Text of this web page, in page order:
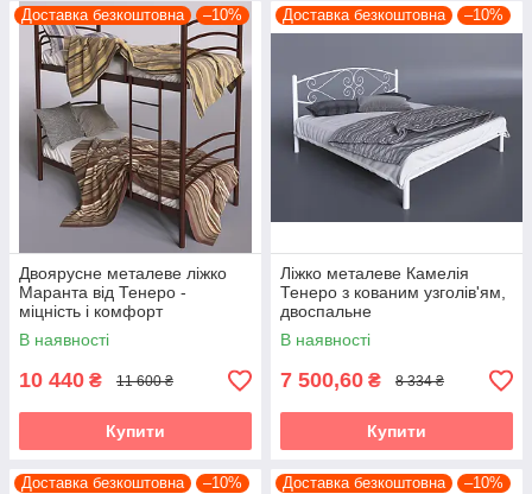
Доставка безкоштовна –10%
Двоярусне металеве ліжко
Маранта від Тенеро -
міцність і комфорт
В наявності
10 440 ₴ 11 600 ₴
Купити
Доставка безкоштовна –10%
Ліжко металеве Камелія
Тенеро з кованим узголів'ям,
двоспальне
В наявності
7 500,60 ₴ 8 334 ₴
Купити
Доставка безкоштовна –10% Доставка безкоштовна –10%